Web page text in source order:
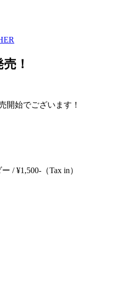
！
始でございます！
/ ¥1,500-（Tax in）